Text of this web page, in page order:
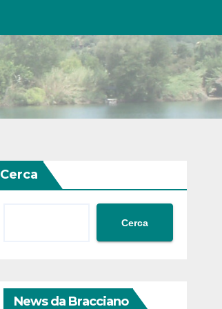
Cerca
Cerca
News da Bracciano